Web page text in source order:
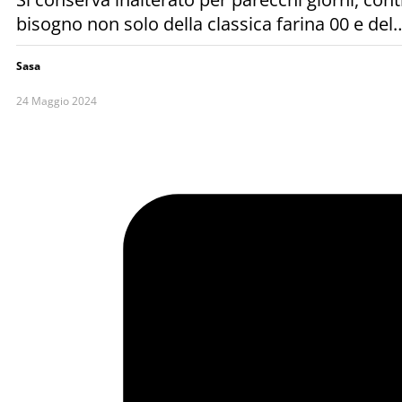
bisogno non solo della classica farina 00 e
Sasa
24 Maggio 2024